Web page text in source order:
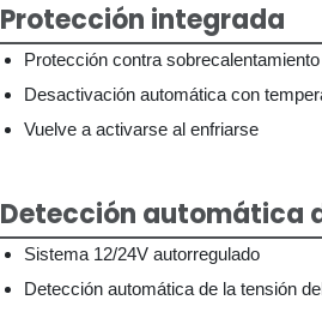
Protección integrada
Protección contra sobrecalentamiento
Desactivación automática con
Vuelve a activarse al enfriarse
Detección automática
Sistema 12/24V autorregulado
Detección automática de la tensión